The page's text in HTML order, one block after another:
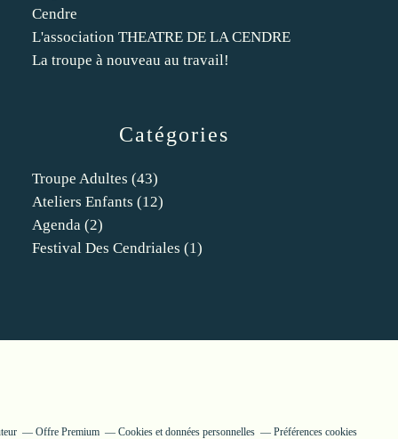
Catégories
Troupe Adultes (43)
Ateliers Enfants (12)
Agenda (2)
Festival Des Cendriales (1)
Cendre
L'association THEATRE DE LA CENDRE
La troupe à nouveau au travail!
Offre Premium Cookies et données personnelles Préférences cookies